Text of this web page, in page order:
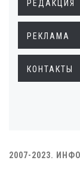
РЕДАКЦИЯ
РЕКЛАМА
КОНТАКТЫ
2007-2023.